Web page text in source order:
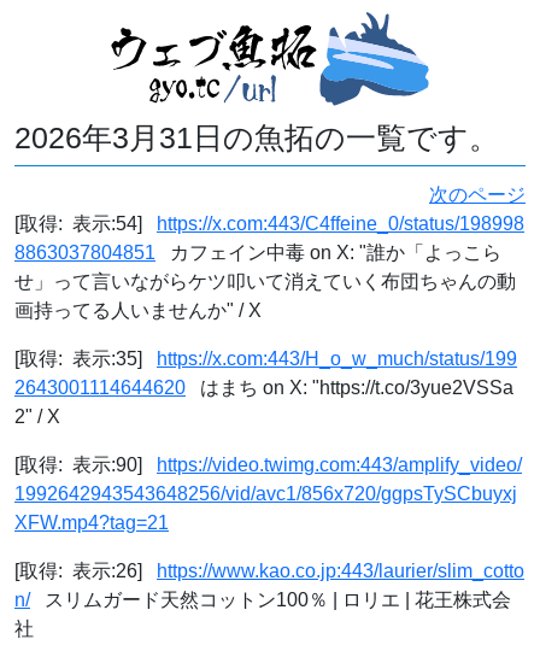
2026年3月31日の魚拓の一覧です。
次のページ
[取得: 表示:54]
https://x.com:443/C4ffeine_0/status/198998
8863037804851 カフェイン中毒 on X: "誰か「よっこら
せ」って言いながらケツ叩いて消えていく布団ちゃんの動
画持ってる人いませんか" / X
[取得: 表示:35]
https://x.com:443/H_o_w_much/status/199
2643001114644620 はまち on X: "https://t.co/3yue2VSSa
2" / X
[取得: 表示:90]
https://video.twimg.com:443/amplify_video/
1992642943543648256/vid/avc1/856x720/ggpsTySCbuyxj
XFW.mp4?tag=21
[取得: 表示:26]
https://www.kao.co.jp:443/laurier/slim_cotto
n/スリムガード天然コットン100％ | ロリエ | 花王株式会
社